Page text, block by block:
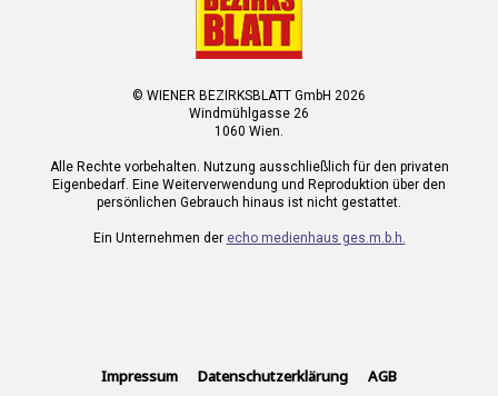
© WIENER BEZIRKSBLATT GmbH 2026
Windmühlgasse 26
1060 Wien.
Alle Rechte vorbehalten. Nutzung ausschließlich für den privaten
Eigenbedarf. Eine Weiterverwendung und Reproduktion über den
persönlichen Gebrauch hinaus ist nicht gestattet.
Ein Unternehmen der echo medienhaus ges.m.b.h.
Impressum Datenschutzerklärung AGB